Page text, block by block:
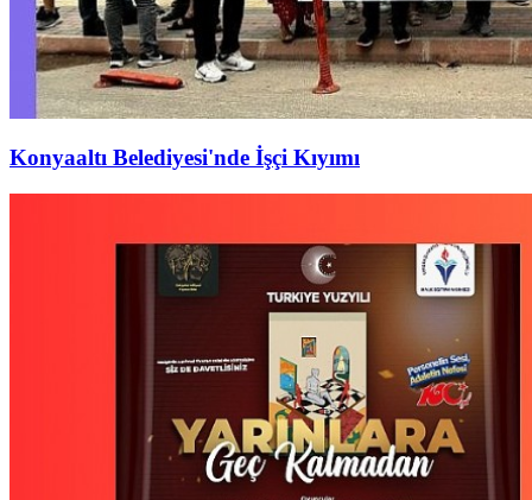
Konyaaltı Belediyesi'nde İşçi Kıyımı